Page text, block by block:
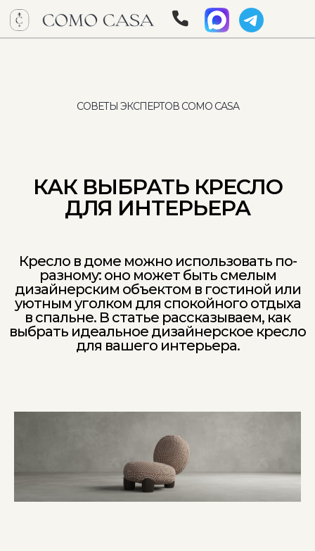
СОВЕТЫ ЭКСПЕРТОВ COMO CASA
КАК ВЫБРАТЬ КРЕСЛО
ДЛЯ ИНТЕРЬЕРА
Кресло в доме можно использовать по-
разному: оно может быть смелым
дизайнерским объектом в гостиной или
уютным уголком для спокойного отдыха
в спальне. В статье рассказываем, как
выбрать идеальное дизайнерское кресло
для вашего интерьера.